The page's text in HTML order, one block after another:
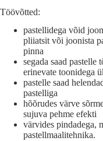
Töövõtted:
pastellidega võid
pliiatsit või joonista
pinna
segada saad
erinevate toonidega
pastelle saad
pastelliga
hõõrudes värve
sujuva pehme efekti
värvides pindadega,
pastellmaalitehnika.